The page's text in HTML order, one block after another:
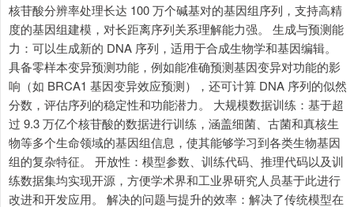
核苷酸分辨率处理长达 100 万个碱基对的基因组序列，支持高精
度的基因组建模，对长距离序列关系理解能力强。 生成与预测能
力：可以生成新的 DNA 序列，适用于合成生物学和基因编辑。
具备零样本变异预测功能，例如能准确预测基因变异对功能的影
响（如 BRCA1 基因变异效应预测），还可计算 DNA 序列的似然
分数，评估序列的稳定性和功能潜力。 大规模数据训练：基于超
过 9.3 万亿个核苷酸的数据进行训练，涵盖细菌、古菌和真核生
物等多个生命领域的基因组信息，使其能够学习到各类生物基因
组的复杂特征。 开放性：模型参数、训练代码、推理代码以及训
练数据集均实现开源，方便学术界和工业界研究人员基于此进行
改进和开发应用。 解决的问题与提升的效率：解决了传统模型在